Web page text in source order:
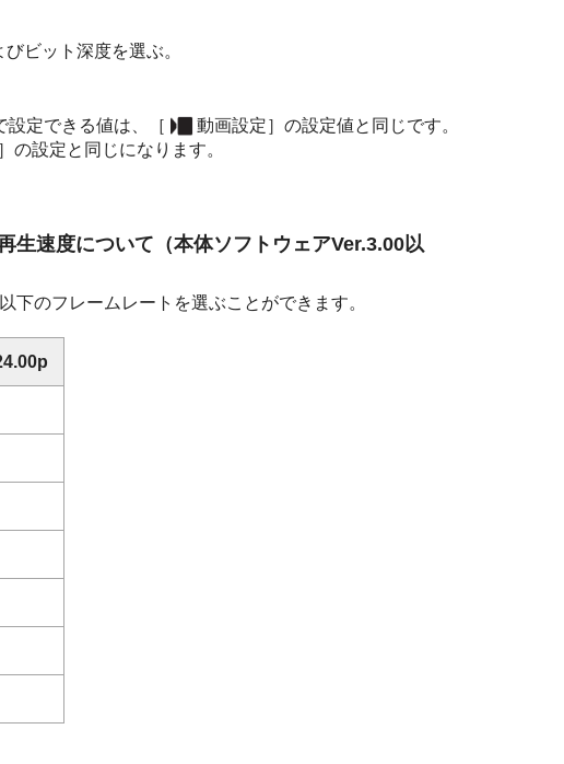
ビット深度を選ぶ。
設定できる値は、 ［ 動画設定］の設定値と同じです。
の設定と同じになります。
生速度について（本体ソフトウェアVer.3.00以
下のフレームレートを選ぶことができます。